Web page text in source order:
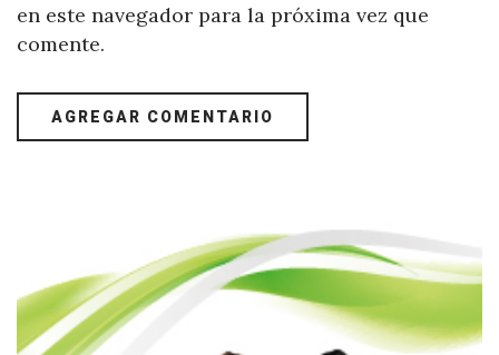
en este navegador para la próxima vez que
comente.